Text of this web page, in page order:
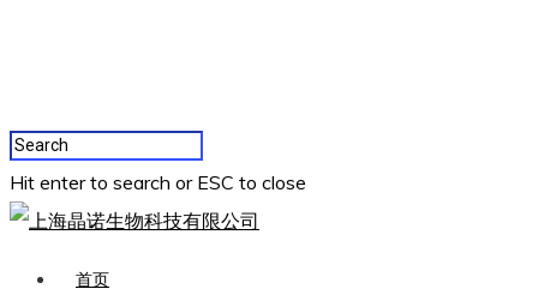
Hit enter to search or ESC to close
首页